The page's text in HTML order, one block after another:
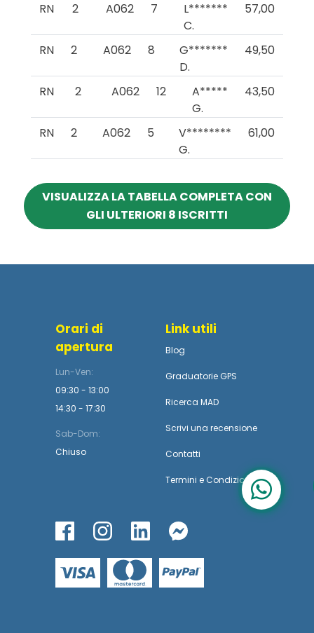
RN 2 A062 7
L*******
C.
57,00
RN 2 A062 8
G*******
D.
49,50
RN 2 A062 12
A*****
G.
43,50
RN 2 A062 5
V********
G.
61,00
VISUALIZZA LA TABELLA COMPLETA CON
GLI ULTERIORI 8 ISCRITTI
Orari di
apertura
Lun-Ven:
09:30 - 13:00
14:30 - 17:30
Sab-Dom:
Chiuso
Link utili
Blog
Graduatorie GPS
Ricerca MAD
Scrivi una recensione
Contatti
Termini e Condizioni